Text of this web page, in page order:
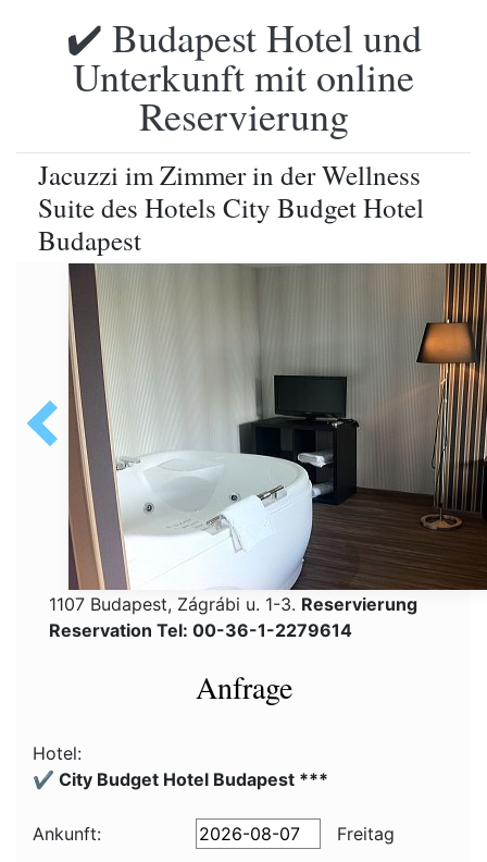
✔️ Budapest Hotel und
Unterkunft mit online
Reservierung
Jacuzzi im Zimmer in der Wellness
Suite des Hotels City Budget Hotel
Budapest
1107 Budapest, Zágrábi u. 1-3. Reservierung
Reservation Tel: 00-36-1-2279614
Anfrage
Hotel:
✔️ City Budget Hotel Budapest ***
Ankunft: Freitag